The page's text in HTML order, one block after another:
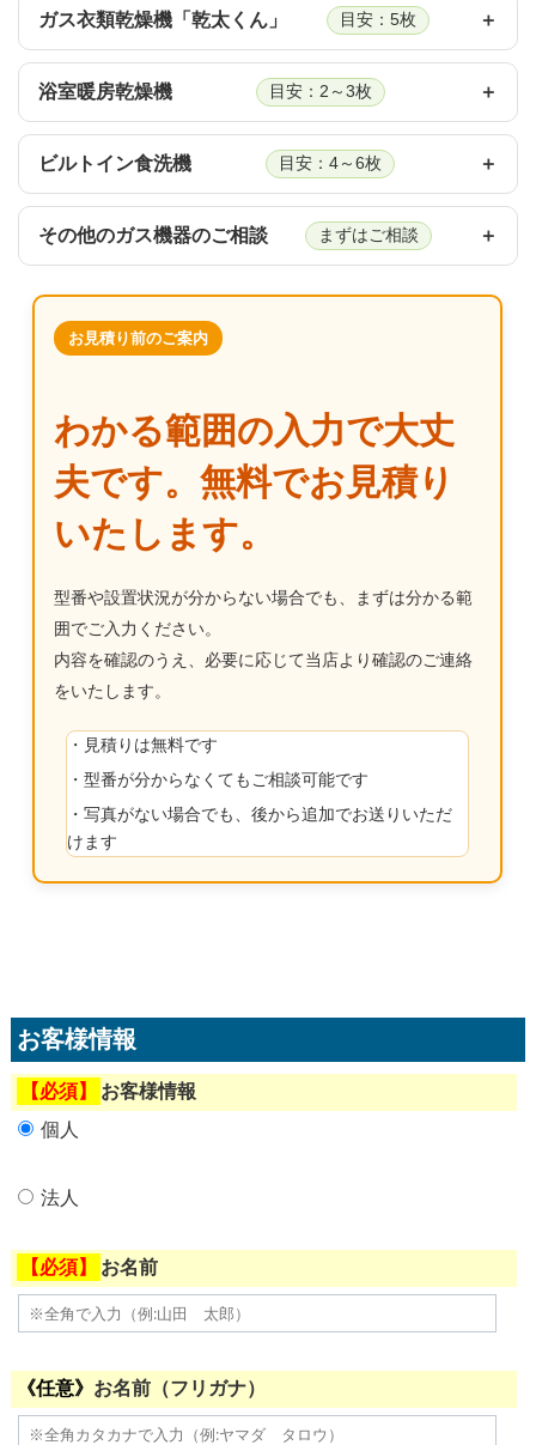
ガス衣類乾燥機「乾太くん」 目安：5枚
浴室暖房乾燥機 目安：2～3枚
ビルトイン食洗機 目安：4～6枚
その他のガス機器のご相談 まずはご相談
お見積り前のご案内
わかる範囲の入力で大丈
夫です。無料でお見積り
いたします。
型番や設置状況が分からない場合でも、まずは分かる範
囲でご入力ください。
内容を確認のうえ、必要に応じて当店より確認のご連絡
をいたします。
・見積りは無料です
・型番が分からなくてもご相談可能です
・写真がない場合でも、後から追加でお送りいただ
けます
お客様情報
お客様情報
個人
法人
お名前
お名前（フリガナ）